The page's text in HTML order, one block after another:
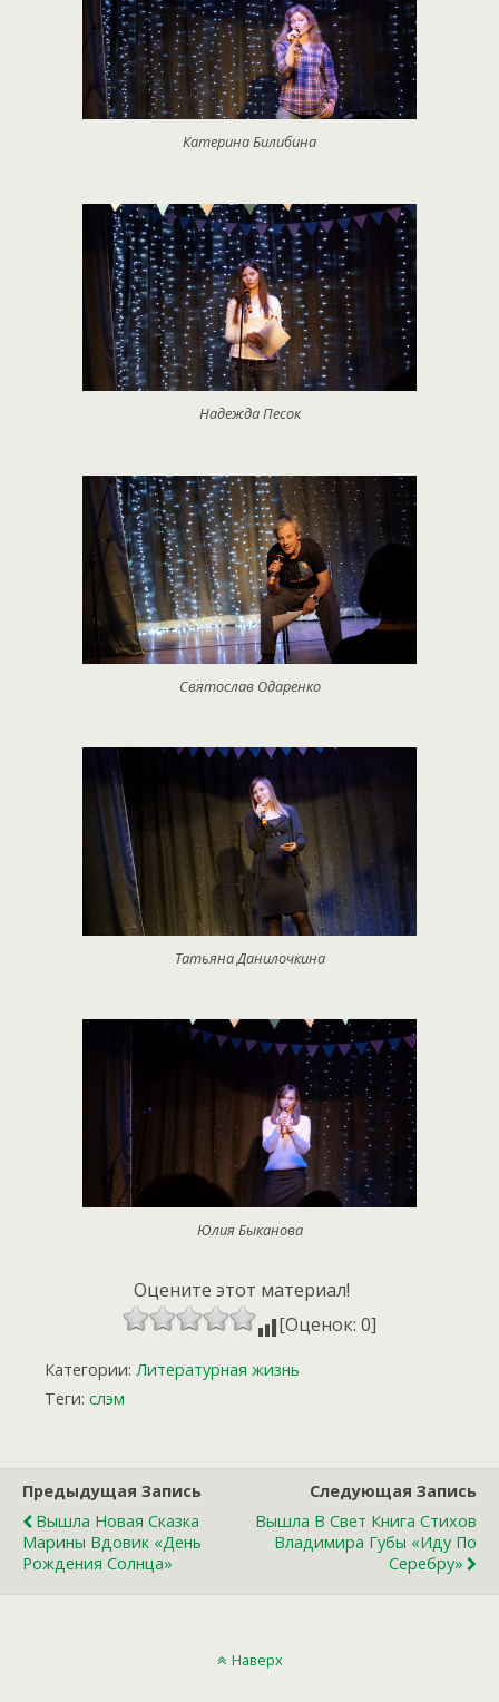
Катерина Билибина
Надежда Песок
Святослав Одаренко
Татьяна Данилочкина
Юлия Быканова
Оцените этот материал!
[Оценок: 0]
Категории: Литературная жизнь
Теги: слэм
Предыдущая Запись
Вышла Новая Сказка
Марины Вдовик «День
Рождения Солнца»
Следующая Запись
Вышла В Свет Книга Стихов
Владимира Губы «Иду По
Серебру»
Наверх